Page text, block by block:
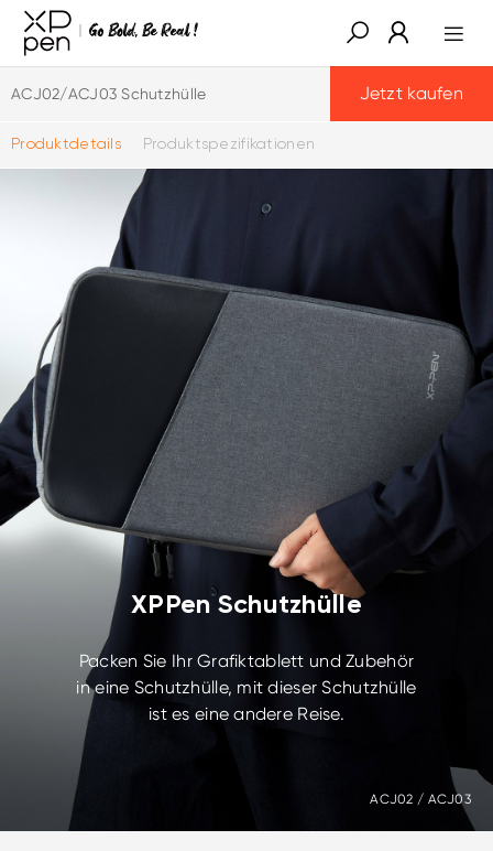
ACJ02/ACJ03 Schutzhülle
Produktdetails Produktspezifikationen
Jetzt kaufen
XPPen Schutzhülle
Packen Sie Ihr Grafiktablett und Zubehör
in eine Schutzhülle, mit dieser Schutzhülle
ist es eine andere Reise.
ACJ02 / ACJ03